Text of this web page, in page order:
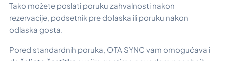
Tako možete poslati poruku zahvalnosti nakon
rezervacije, podsetnik pre dolaska ili poruku nakon
odlaska gosta.
Pored standardnih poruka, OTA SYNC vam omogućava i